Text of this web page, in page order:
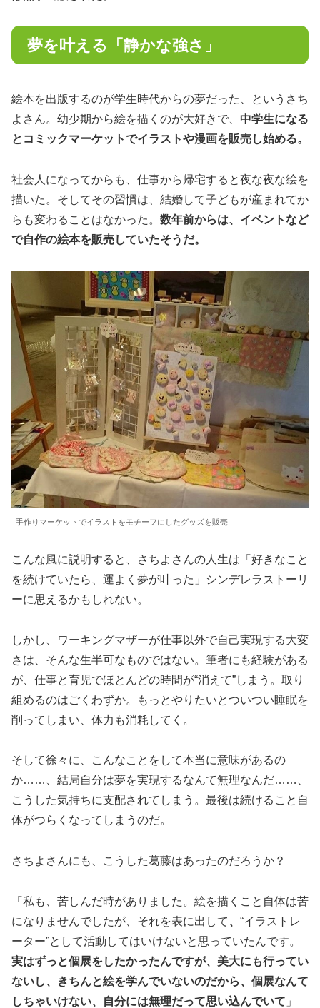
夢を叶える「静かな強さ」
絵本を出版するのが学生時代からの夢だった、というさち
よさん。幼少期から絵を描くのが大好きで、 中学生になる
とコミックマーケットでイラストや漫画を販売し始める。
社会人になってからも、仕事から帰宅すると夜な夜な絵を
描いた。そしてその習慣は、結婚して子どもが産まれてか
らも変わることはなかった。 数年前からは、イベントなど
で自作の絵本を販売していたそうだ。
手作りマーケットでイラストをモチーフにしたグッズを販売
こんな風に説明すると、さちよさんの人生は「好きなこと
を続けていたら、運よく夢が叶った」シンデレラストーリ
ーに思えるかもしれない。
しかし、ワーキングマザーが仕事以外で自己実現する大変
さは、そんな生半可なものではない。筆者にも経験がある
が、仕事と育児でほとんどの時間が“消えて”しまう。取り
組めるのはごくわずか。もっとやりたいとついつい睡眠を
削ってしまい、体力も消耗してく。
そして徐々に、こんなことをして本当に意味があるの
か……、結局自分は夢を実現するなんて無理なんだ……、
こうした気持ちに支配されてしまう。最後は続けること自
体がつらくなってしまうのだ。
さちよさんにも、こうした葛藤はあったのだろうか？
「私も、苦しんだ時がありました。絵を描くこと自体は苦
になりませんでしたが、それを表に出して、 “イラストレ
ーター”として活動してはいけないと思っていたんです。
実はずっと個展をしたかったんですが、美大にも行ってい
ないし、きちんと絵を学んでいないのだから、個展なんて
しちゃいけない、自分には無理だって思い込んでいて 」